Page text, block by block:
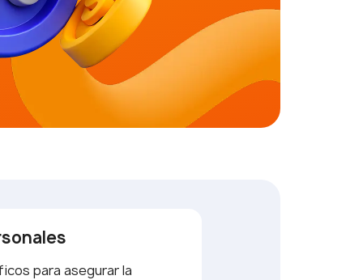
para asegurar la